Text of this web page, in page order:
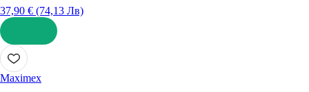
37,90 € (74,13 Лв)
ДОБАВИ
Maximex